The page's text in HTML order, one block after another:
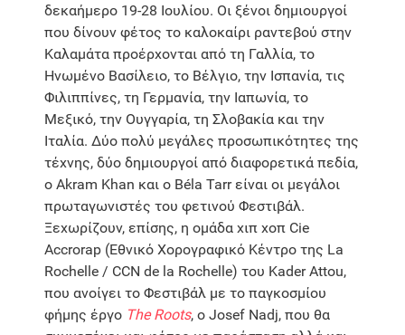
δεκαήμερο 19-28 Ιουλίου. Οι ξένοι δημιουργοί
που δίνουν φέτος το καλοκαίρι ραντεβού στην
Καλαμάτα προέρχονται από τη Γαλλία, το
Ηνωμένο Βασίλειο, το Βέλγιο, την Ισπανία, τις
Φιλιππίνες, τη Γερμανία, την Ιαπωνία, το
Μεξικό, την Ουγγαρία, τη Σλοβακία και την
Ιταλία. Δύο πολύ μεγάλες προσωπικότητες της
τέχνης, δύο δημιουργοί από διαφορετικά πεδία,
ο Akram Khan και ο Béla Tarr είναι οι μεγάλοι
πρωταγωνιστές του φετινού Φεστιβάλ.
Ξεχωρίζουν, επίσης, η ομάδα χιπ χοπ Cie
Accrorap (Εθνικό Χορογραφικό Κέντρο της La
Rochelle / CCN de la Rochelle) του Kader Attou,
που ανοίγει το Φεστιβάλ με το παγκοσμίου
φήμης έργο The Roots, ο Josef Nadj, που θα